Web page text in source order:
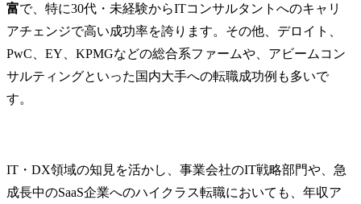
富で、特に30代・未経験からITコンサルタントへのキャリ
アチェンジで高い成功率を誇ります。その他、デロイト、
PwC、EY、KPMGなどの総合系ファームや、アビームコン
サルティングといった国内大手への転職成功例も多いで
す。
IT・DX領域の知見を活かし、事業会社のIT戦略部門や、急
成長中のSaaS企業へのハイクラス転職においても、年収ア